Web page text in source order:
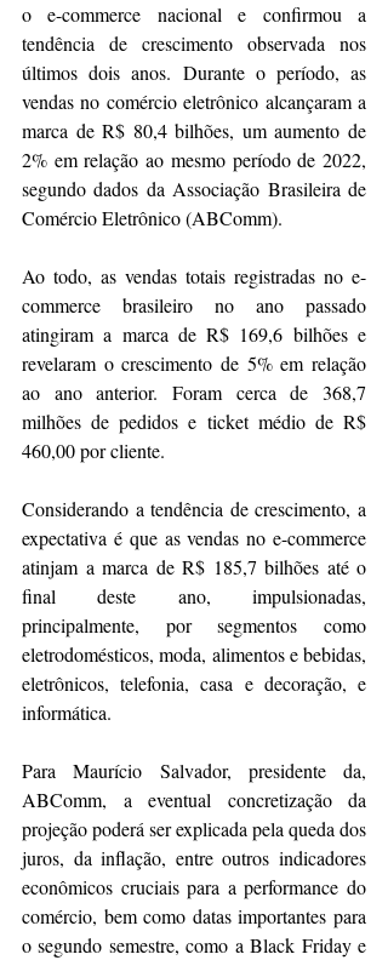
o e-commerce nacional e confirmou a
tendência de crescimento observada nos
últimos dois anos. Durante o período, as
vendas no comércio eletrônico alcançaram a
marca de R$ 80,4 bilhões, um aumento de
2% em relação ao mesmo período de 2022,
segundo dados da Associação Brasileira de
Comércio Eletrônico (ABComm).
Ao todo, as vendas totais registradas no e-
commerce brasileiro no ano passado
atingiram a marca de R$ 169,6 bilhões e
revelaram o crescimento de 5% em relação
ao ano anterior. Foram cerca de 368,7
milhões de pedidos e ticket médio de R$
460,00 por cliente.
Considerando a tendência de crescimento, a
expectativa é que as vendas no e-commerce
atinjam a marca de R$ 185,7 bilhões até o
final deste ano, impulsionadas,
principalmente, por segmentos como
eletrodomésticos, moda, alimentos e bebidas,
eletrônicos, telefonia, casa e decoração, e
informática.
Para Maurício Salvador, presidente da,
ABComm, a eventual concretização da
projeção poderá ser explicada pela queda dos
juros, da inflação, entre outros indicadores
econômicos cruciais para a performance do
comércio, bem como datas importantes para
o segundo semestre, como a Black Friday e